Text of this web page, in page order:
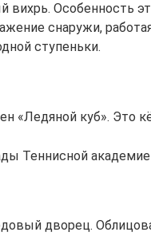
Особенность
снаружи,
ступеньки.
«Ледяной куб». Это
Теннисной
дворец.